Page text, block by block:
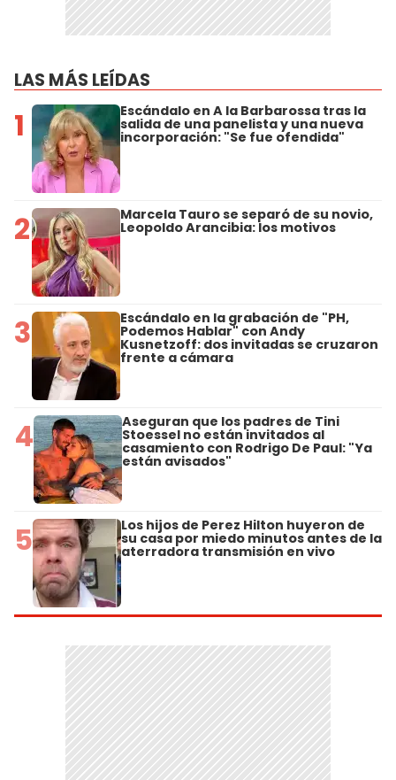
LAS MÁS LEÍDAS
1 Escándalo en A la Barbarossa tras la
salida de una panelista y una nueva
incorporación: "Se fue ofendida"
2 Marcela Tauro se separó de su novio,
Leopoldo Arancibia: los motivos
3 Escándalo en la grabación de "PH,
Podemos Hablar" con Andy
Kusnetzoff: dos invitadas se cruzaron
frente a cámara
4 Aseguran que los padres de Tini
Stoessel no están invitados al
casamiento con Rodrigo De Paul: "Ya
están avisados"
5 Los hijos de Perez Hilton huyeron de
su casa por miedo minutos antes de la
aterradora transmisión en vivo